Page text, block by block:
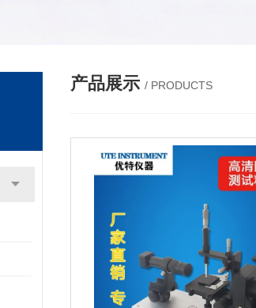
产品展示 / PRODUCTS